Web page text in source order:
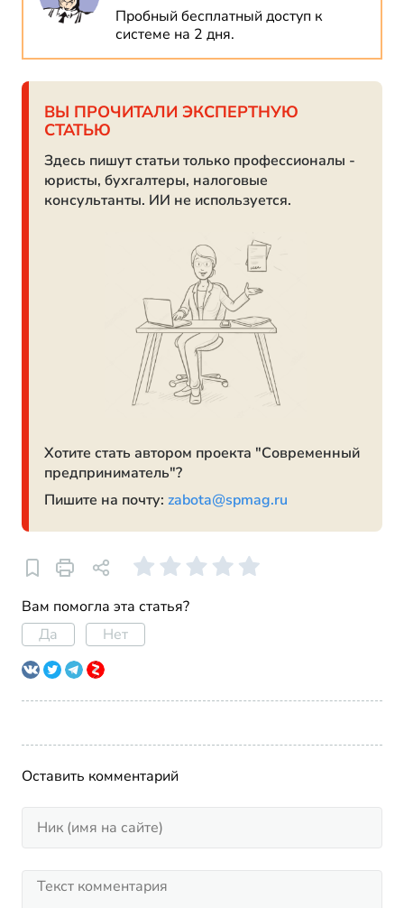
Пробный бесплатный доступ к
системе на 2 дня.
ВЫ ПРОЧИТАЛИ ЭКСПЕРТНУЮ
СТАТЬЮ
Здесь пишут статьи только профессионалы -
юристы, бухгалтеры, налоговые
консультанты. ИИ не используется.
Хотите стать автором проекта "Современный
предприниматель"?
Пишите на почту: zabota@spmag.ru
Вам помогла эта статья?
Да
Нет
Оставить комментарий